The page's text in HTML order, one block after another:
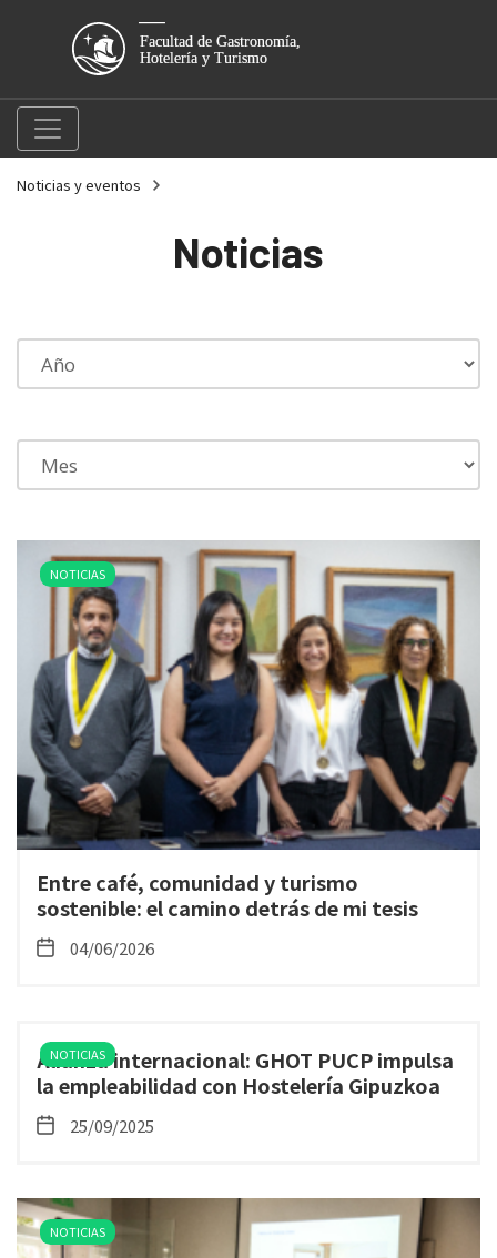
Noticias y eventos
Noticias
NOTICIAS
Entre café, comunidad y turismo
sostenible: el camino detrás de mi tesis
04/06/2026
NOTICIAS
Alianza internacional: GHOT PUCP impulsa
la empleabilidad con Hostelería Gipuzkoa
25/09/2025
NOTICIAS